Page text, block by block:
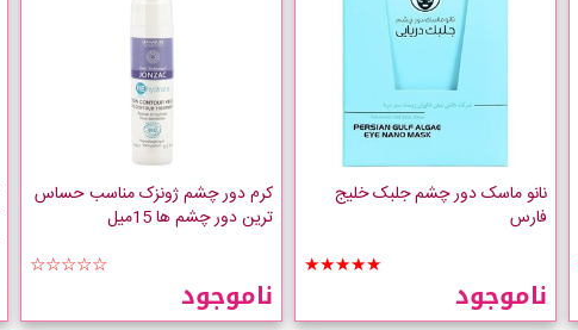
نانو ماسک دور چشم جلبک خلیج
فارس
★★★★★
ناموجود
کرم دور چشم ژونزک مناسب حساس
ترین دور چشم ها 15میل
☆☆☆☆☆
ناموجود